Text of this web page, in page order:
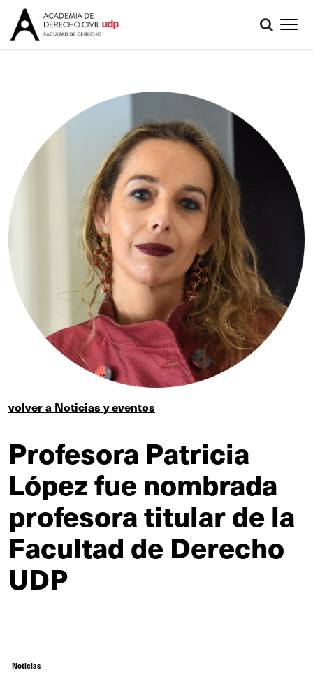
volver a Noticias y eventos
Profesora Patricia
López fue nombrada
profesora titular de la
Facultad de Derecho
UDP
Noticias